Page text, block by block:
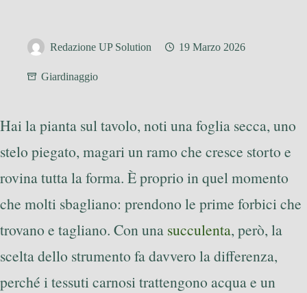
Redazione UP Solution 19 Marzo 2026
Giardinaggio
Hai la pianta sul tavolo, noti una foglia secca, uno
stelo piegato, magari un ramo che cresce storto e
rovina tutta la forma. È proprio in quel momento
che molti sbagliano: prendono le prime forbici che
trovano e tagliano. Con una succulenta, però, la
scelta dello strumento fa davvero la differenza,
perché i tessuti carnosi trattengono acqua e un